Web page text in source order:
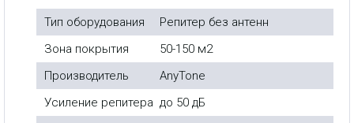
Тип оборудования
Репитер без антенн
Зона покрытия
50-150 м2
Производитель
AnyTone
Усиление репитера до 50 дБ